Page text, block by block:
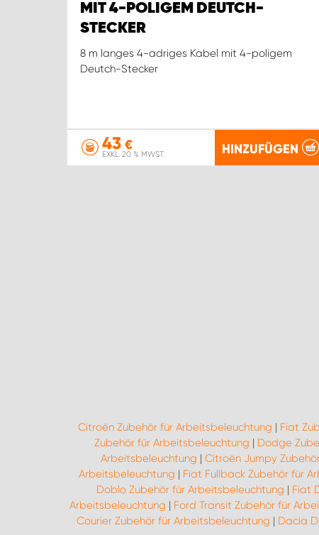
MIT 4-POLIGEM DEUTCH-
STECKER
8 m langes 4-adriges Kabel mit 4-poligem
Deutch-Stecker
43 €
EXKL. 20 % MWST. HINZUFÜGEN
Citroën Zubehör für Arbeitsbeleuchtung | Fiat
Zubehör für Arbeitsbeleuchtung | Dodge
Arbeitsbeleuchtung | Citroën Jumpy
Arbeitsbeleuchtung | Fiat Fullback Zubehör für
Doblo Zubehör für Arbeitsbeleuchtung | Fiat
Arbeitsbeleuchtung | Ford Transit Zubehör für
Courier Zubehör für Arbeitsbeleuchtung | Dacia